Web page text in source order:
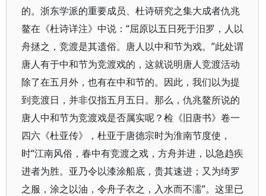
的。浙东学派的重要成员、杜诗研究之集大成者仇兆
鳌在《杜诗详注》中说：“屈原以五日死于汨罗，人以
舟拯之，竞渡是其遗俗。唐人以中和节为戏。”此处谓
唐人有于中和节为竞渡戏的，这就说明唐人竞渡活动
除了在五月外，也有在中和节的。因此，我们以为提
到竞渡日，并非仅指五月五日。那么，仇兆鳌所说的
唐人中和节为竞渡戏是否属实呢？检《旧唐书》卷一
四六《杜亚传》，杜亚于唐德宗时为淮南节度使，
时“江南风俗，春中有竞渡之戏，方舟并进，以急趋疾
进者为胜。亚乃令以漆涂船底，贵其速进；又为绮罗
之服，涂之以油，令舟子衣之，入水而不濡”。这里已